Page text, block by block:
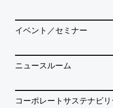
イベント／セミナー
ニュースルーム
コーポレートサステナビリ